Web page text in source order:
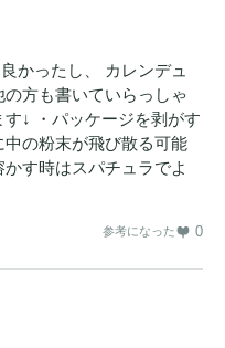
かったし、 カレンデュ
方も書いていらっしゃ
↓ ・パッケージを剥がす
の粉末が飛び散る可能
す時はスパチュラでよ
参考になった 0